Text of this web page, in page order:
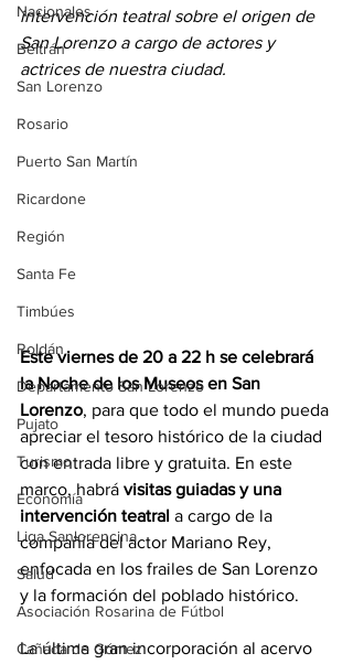
Nacionales
Beltrán
San Lorenzo
Rosario
Puerto San Martín
Ricardone
Región
Santa Fe
Timbúes
Roldán
Departamento San Lorenzo
Pujato
Turismo
Economía
Liga Sanlorencina
Salud
Asociación Rosarina de Fútbol
Cañada de Gómez
intervención teatral sobre el origen de
San Lorenzo a cargo de actores y
actrices de nuestra ciudad.
Este viernes de 20 a 22 h se celebrará
la Noche de los Museos en San
Lorenzo, para que todo el mundo pueda
apreciar el tesoro histórico de la ciudad
con entrada libre y gratuita. En este
marco, habrá visitas guiadas y una
intervención teatral a cargo de la
compañía del actor Mariano Rey,
enfocada en los frailes de San Lorenzo
y la formación del poblado histórico.
La última gran incorporación al acervo